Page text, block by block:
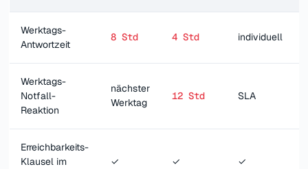
Werktags-
Antwortzeit
8 Std 4 Std individuell
Werktags-
Notfall-
Reaktion
nächster
Werktag
12 Std SLA
Erreichbarkeits-
Klausel im
✓ ✓ ✓